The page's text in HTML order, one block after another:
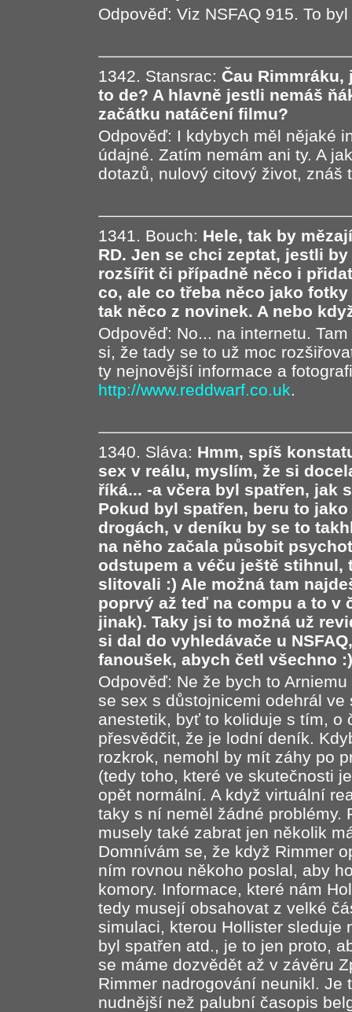
Odpověď: Viz NSFAQ 915. To
1342. Stansrac: Čau
to de? A hlavně jestli nemáš
začátku natáčení filmu?
Odpověď: I kdybych měl nějaké
údajné. Zatím nemám ani ty. A
dotazů, nulový citový život, znáš
1341. Bouch: Hele, tak by
RD. Jen se chci zeptat, jestli
rozšířit či případně něco i
co, ale co třeba něco jako
tak něco z novinek. A nebo
Odpověď: No... na internetu.
si, že tady se to už moc
ty nejnovější informace a
http://www.reddwarf.co.uk
1340. Sláva: Hmm, spíš
sex v reálu, myslím, že si
říká... -a včera byl spatřen, jak
Pokud byl spatřen, beru to
drogách, v deníku by se to
na něho začala působit
odstupem a véču ještě stihnul,
slitovali :) Ale možná tam
poprvý až teď na compu a to v
jinak). Taky jsi to možná už
si dal do vyhledávače u
fanoušek, abych četl všechno
Odpověď: Ne že bych to
se sex s důstojnicemi odehrál
anestetik, byť to koliduje s tím, o
přesvědčit, že je lodní deník.
rozkrok, nemohl by mít záhy po
(tedy toho, které ve skutečnosti
opět normální. A když virtuální
taky s ní neměl žádné problémy.
musely také zabrat jen několik
Domnívám se, že když Rimmer
ním rovnou někoho poslal, aby
komory. Informace, které nám
tedy musejí obsahovat z velké
simulaci, kterou Hollister sleduje
byl spatřen atd., je to jen proto,
se máme dozvědět až v závěru
Rimmer nadrogování neunikl. Je
nudnější než palubní časopis